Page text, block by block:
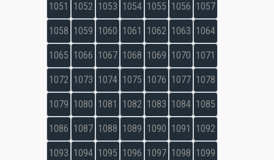
1051 1052 1053 1054 1055 1056 1057
1058 1059 1060 1061 1062 1063 1064
1065 1066 1067 1068 1069 1070 1071
1072 1073 1074 1075 1076 1077 1078
1079 1080 1081 1082 1083 1084 1085
1086 1087 1088 1089 1090 1091 1092
1093 1094 1095 1096 1097 1098 1099